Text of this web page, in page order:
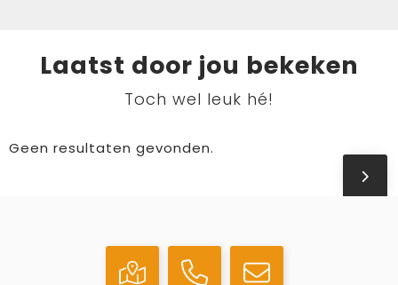
Laatst door jou bekeken
Toch wel leuk hé!
Geen resultaten gevonden.